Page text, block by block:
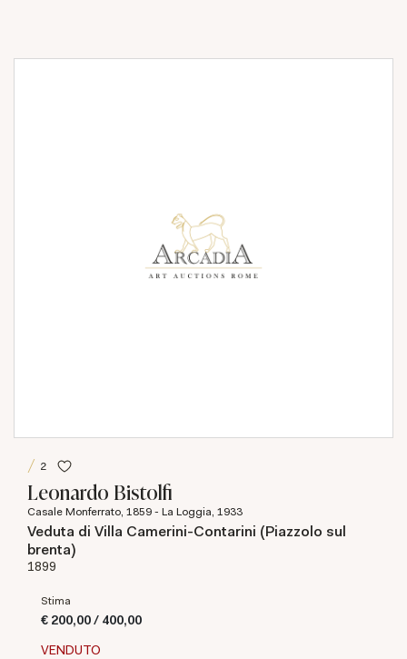
2
Leonardo Bistolfi
Casale Monferrato, 1859 - La Loggia, 1933
Veduta di Villa Camerini-Contarini (Piazzolo sul
brenta)
1899
Stima
€ 200,00 / 400,00
VENDUTO